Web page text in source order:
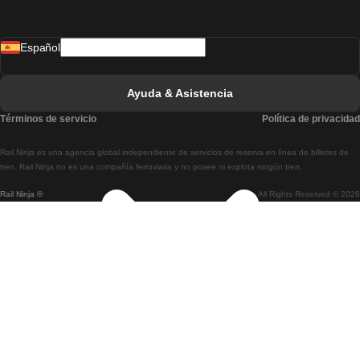
Tren De Lisboa A Braga
Tren De Braga A Lisboa
Rail Ninja ® All Rights Reserved © 2026
Rail.Ninja es una agencia global independiente de servicios de reserva en línea de billetes de
tren. Rail Ninja no es una compañía ferroviaria y no posee ni explota ningún tren.
Español
Ayuda & Asistencia
Términos de servicio Política de privacidad